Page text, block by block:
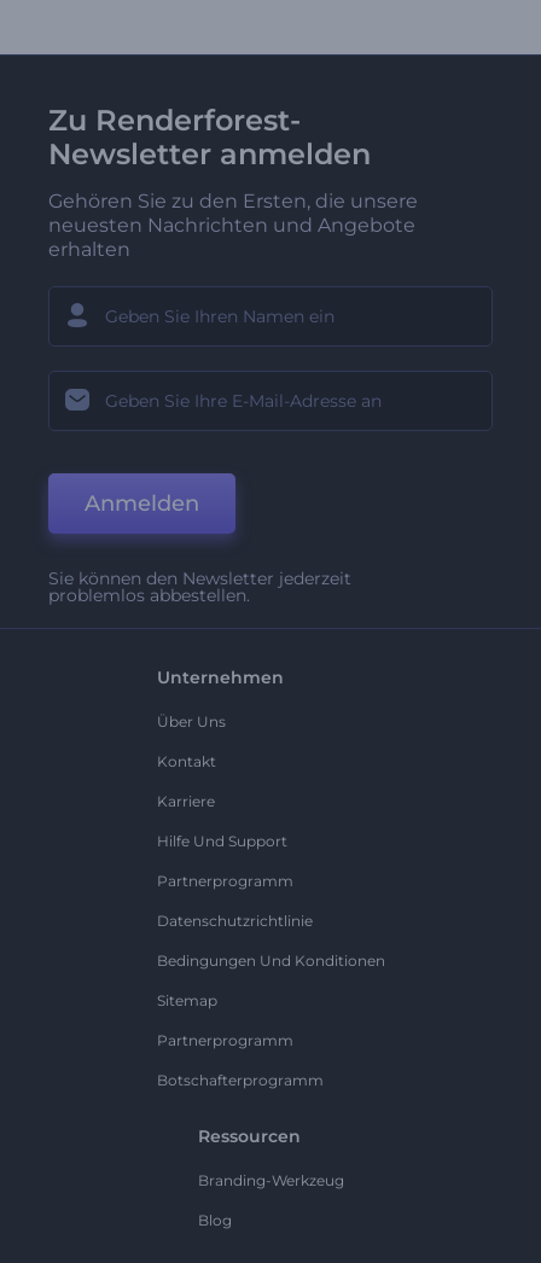
Zu Renderforest-
Newsletter anmelden
Gehören Sie zu den Ersten, die unsere
neuesten Nachrichten und Angebote
erhalten
Anmelden
Sie können den Newsletter jederzeit
problemlos abbestellen.
Unternehmen
Über Uns
Kontakt
Karriere
Hilfe Und Support
Partnerprogramm
Datenschutzrichtlinie
Bedingungen Und Konditionen
Sitemap
Partnerprogramm
Botschafterprogramm
Ressourcen
Branding-Werkzeug
Blog